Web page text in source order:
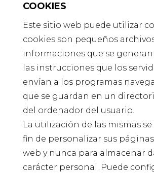
COOKIES
Este sitio web puede utilizar
cookies son pequeños
informaciones que se generan
las instrucciones que los
envían a los programas
que se guardan en un
del ordenador del usuario.
La utilización de las mismas se
fin de personalizar sus
web y nunca para almacenar
carácter personal. Puede